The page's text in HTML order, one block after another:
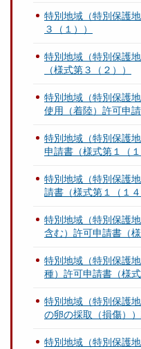
特別地域（特別保護
３（１））
特別地域（特別保護
（様式第３（２））
特別地域（特別保護
使用（着陸）許可申
特別地域（特別保護
申請書（様式第１（１
特別地域（特別保護
請書（様式第１（１４
特別地域（特別保護
含む）許可申請書（
特別地域（特別保護
種）許可申請書（様式
特別地域（特別保護
の卵の採取（損傷）
特別地域（特別保護